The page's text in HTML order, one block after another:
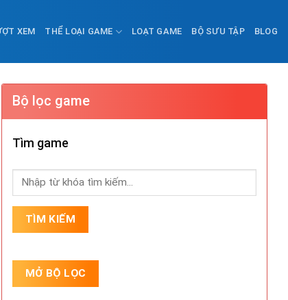
XEM THỂ LOẠI GAME LOẠT GAME BỘ SƯU TẬP BLOG
Bộ lọc game
Tìm game